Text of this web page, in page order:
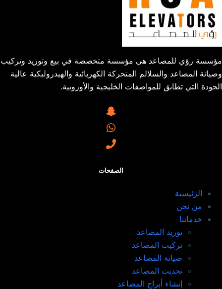
مؤسسة رؤي للمصاعد هي مؤسسة متخصصة في بيع وتوريد وتركيب
وصيانة المصاعد والسلالم المتحركة الكهربائية والهيدروليكية عالية
الجودة التي تطابق للمواصفات الخليجية والأوروبية.
الصفحات
الرئيسية
من نحن
خدماتنا
توريد المصاعد​
تركيب المصاعد ​
صيانة المصاعد​
تحديث المصاعد​
إنشاء أبراج المصاعد​